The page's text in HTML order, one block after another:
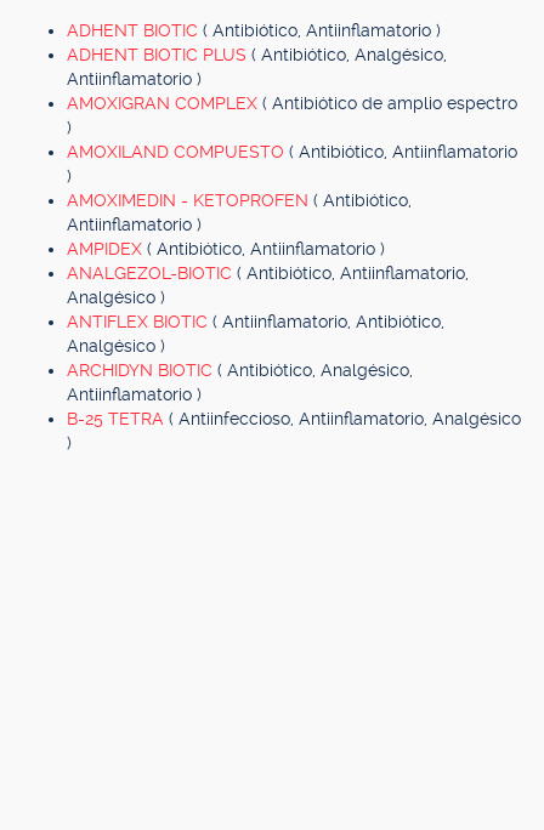
ADHENT BIOTIC ( Antibiótico, Antiinflamatorio )
ADHENT BIOTIC PLUS ( Antibiótico, Analgésico,
Antiinflamatorio )
AMOXIGRAN COMPLEX ( Antibiótico de amplio espectro
)
AMOXILAND COMPUESTO ( Antibiótico, Antiinflamatorio
)
AMOXIMEDIN - KETOPROFEN ( Antibiótico,
Antiinflamatorio )
AMPIDEX ( Antibiótico, Antiinflamatorio )
ANALGEZOL-BIOTIC ( Antibiótico, Antiinflamatorio,
Analgésico )
ANTIFLEX BIOTIC ( Antiinflamatorio, Antibiótico,
Analgésico )
ARCHIDYN BIOTIC ( Antibiótico, Analgésico,
Antiinflamatorio )
B-25 TETRA ( Antiinfeccioso, Antiinflamatorio, Analgésico
)